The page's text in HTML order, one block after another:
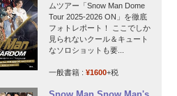
ムツアー「Snow Man Dome
Tour 2025-2026 ON」を徹底
フォトレポート！ ここでしか
見られないクール＆キュート
なソロショットも要...
一般書籍 : ¥1600+税